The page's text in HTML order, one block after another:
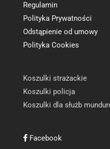
Regulamin
Polityka Prywatności
Odstąpienie od umowy
Polityka Cookies
Koszulki strażackie
Koszulki policja
Koszulki dla służb
Facebook